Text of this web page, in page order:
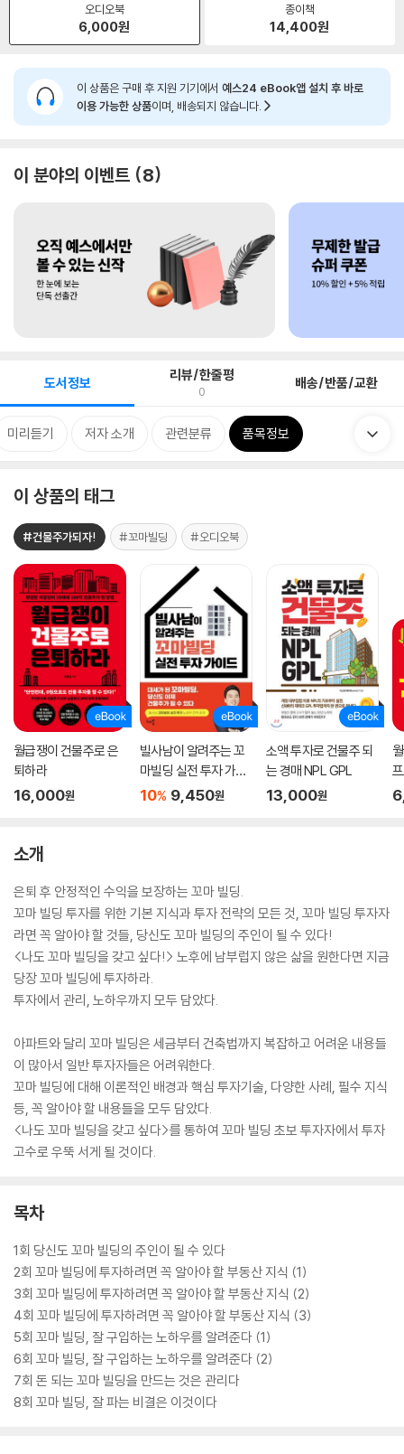
오디오북
6,000원
종이책
14,400원
이 상품은 구매 후 지원 기기에서 예스24 eBook앱 설치 후 바로
이용 가능한 상품이며, 배송되지 않습니다.
이 분야의 이벤트 8
도서정보 리뷰/한줄평
0 배송/반품/교환
미리듣기 저자 소개 관련분류 품목정보
이 상품의 태그
#건물주가되자! #꼬마빌딩 #오디오북
월급쟁이 건물주로 은
퇴하라
16,000원
빌사남이 알려주는 꼬
마빌딩 실전 투자 가이
드
10% 9,450원
소액 투자로 건물주 되
는 경매 NPL GPL
13,000원
소개
은퇴 후 안정적인 수익을 보장하는 꼬마 빌딩.
꼬마 빌딩 투자를 위한 기본 지식과 투자 전략의 모든 것, 꼬마 빌딩 투자자
라면 꼭 알아야 할 것들, 당신도 꼬마 빌딩의 주인이 될 수 있다!
<나도 꼬마 빌딩을 갖고 싶다!> 노후에 남부럽지 않은 삶을 원한다면 지금
당장 꼬마 빌딩에 투자하라.
투자에서 관리, 노하우까지 모두 담았다.
아파트와 달리 꼬마 빌딩은 세금부터 건축법까지 복잡하고 어려운 내용들
이 많아서 일반 투자자들은 어려워한다.
꼬마 빌딩에 대해 이론적인 배경과 핵심 투자기술, 다양한 사례, 필수 지식
등, 꼭 알아야 할 내용들을 모두 담았다.
<나도 꼬마 빌딩을 갖고 싶다>를 통하여 꼬마 빌딩 초보 투자자에서 투자
고수로 우뚝 서게 될 것이다.
목차
1회 당신도 꼬마 빌딩의 주인이 될 수 있다
2회 꼬마 빌딩에 투자하려면 꼭 알아야 할 부동산 지식 (1)
3회 꼬마 빌딩에 투자하려면 꼭 알아야 할 부동산 지식 (2)
4회 꼬마 빌딩에 투자하려면 꼭 알아야 할 부동산 지식 (3)
5회 꼬마 빌딩, 잘 구입하는 노하우를 알려준다 (1)
6회 꼬마 빌딩, 잘 구입하는 노하우를 알려준다 (2)
7회 돈 되는 꼬마 빌딩을 만드는 것은 관리다
8회 꼬마 빌딩, 잘 파는 비결은 이것이다